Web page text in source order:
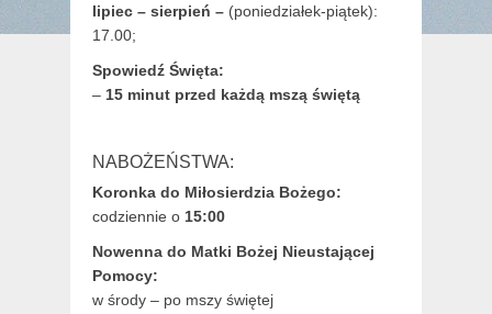
lipiec – sierpień – (poniedziałek-piątek):
17.00;
Spowiedź Święta:
– 15 minut przed każdą mszą świętą
NABOŻEŃSTWA:
Koronka do Miłosierdzia Bożego:
codziennie o 15:00
Nowenna do Matki Bożej Nieustającej
Pomocy:
w środy – po mszy świętej